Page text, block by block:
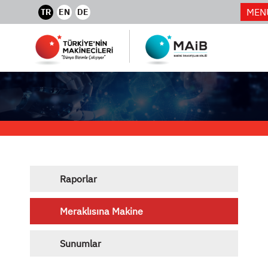
TR EN DE
Raporlar
Meraklısına Makine
Sunumlar